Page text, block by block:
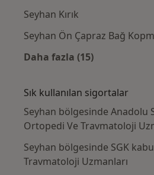
Seyhan Kırık
Seyhan Ön Çapraz Bağ
Daha fazla (15)
Sık kullanılan sigortalar
Seyhan bölgesinde Anadolu
Ortopedi Ve Travmatoloji
Seyhan bölgesinde SGK
Travmatoloji Uzmanları